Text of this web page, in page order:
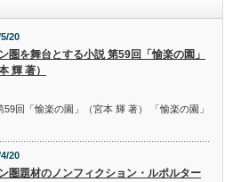
20
圏を舞台とする小説 第59回「愉楽の園」
輝 著）
回「愉楽の園」（宮本 輝 著） 「愉楽の園」
20
圏題材のノンフィクション・ルポルター